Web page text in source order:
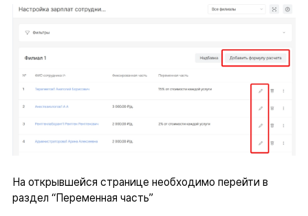
На открывшейся странице необходимо перейти в
раздел “Переменная часть”